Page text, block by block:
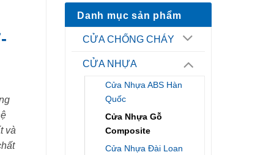
Danh mục sản phẩm
CỬA CHỐNG CHÁY
CỬA NHỰA
Cửa Nhựa ABS Hàn
Quốc
Cửa Nhựa Gỗ
Composite
Cửa Nhựa Đài Loan
và